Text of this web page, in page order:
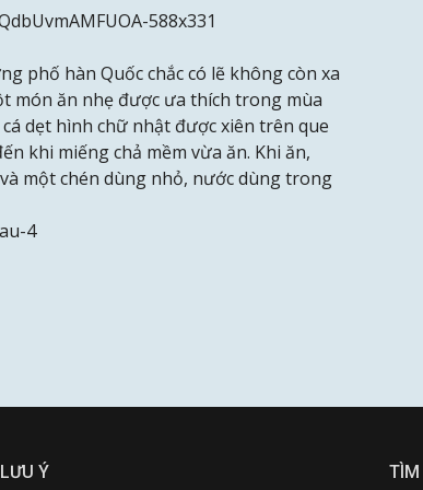
phố hàn Quốc chắc có lẽ không còn xa
món ăn nhẹ được ưa thích trong mùa
dẹt hình chữ nhật được xiên trên que
khi miếng chả mềm vừa ăn. Khi ăn,
một chén dùng nhỏ, nước dùng trong
LƯU Ý TÌM